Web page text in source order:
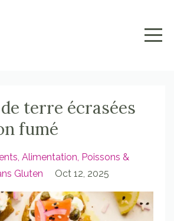
terre écrasées
fumé
Alimentation Poissons &
Gluten Oct 12, 2025